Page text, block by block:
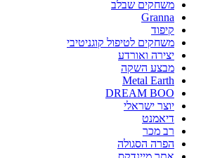
משחקים שבלב
Granna
קיפוד
משחקים לטיפול קוגניטיבי
יצירה ואורדע
מבצע השקה
Metal Earth
DREAM BOO
יוצר ישראלי
דיאמנט
רב מכר
הפרה הסגולה